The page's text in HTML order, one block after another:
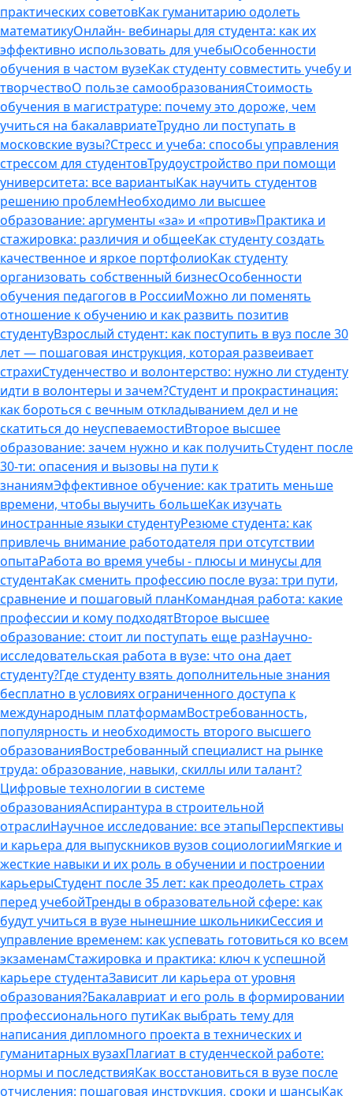
практических советовКак гуманитарию одолеть
математикуОнлайн- вебинары для студента: как их
эффективно использовать для учебыОсобенности
обучения в частом вузеКак студенту совместить учебу и
творчествоО пользе самообразованияСтоимость
обучения в магистратуре: почему это дороже, чем
учиться на бакалавриатеТрудно ли поступать в
московские вузы?Стресс и учеба: способы управления
стрессом для студентовТрудоустройство при помощи
университета: все вариантыКак научить студентов
решению проблемНеобходимо ли высшее
образование: аргументы «за» и «против»Практика и
стажировка: различия и общееКак студенту создать
качественное и яркое портфолиоКак студенту
организовать собственный бизнесОсобенности
обучения педагогов в РоссииМожно ли поменять
отношение к обучению и как развить позитив
студентуВзрослый студент: как поступить в вуз после 30
лет — пошаговая инструкция, которая развеивает
страхиСтуденчество и волонтерство: нужно ли cтуденту
идти в волонтеры и зачем?Студент и прокрастинация:
как бороться с вечным откладыванием дел и не
скатиться до неуспеваемостиВторое высшее
образование: зачем нужно и как получитьСтудент после
30-ти: опасения и вызовы на пути к
знаниямЭффективное обучение: как тратить меньше
времени, чтобы выучить большеКак изучать
иностранные языки студентуРезюме студента: как
привлечь внимание работодателя при отсутствии
опытаРабота во время учебы - плюсы и минусы для
студентаКак сменить профессию после вуза: три пути,
сравнение и пошаговый планКомандная работа: какие
профессии и кому подходятВторое высшее
образование: стоит ли поступать еще разНаучно-
исследовательская работа в вузе: что она дает
студенту?Где студенту взять дополнительные знания
бесплатно в условиях ограниченного доступа к
международным платформамВостребованность,
популярность и необходимость второго высшего
образованияВостребованный специалист на рынке
труда: образование, навыки, скиллы или талант?
Цифровые технологии в системе
образованияАспирантура в строительной
отраслиНаучное исследование: все этапыПерспективы
и карьера для выпускников вузов социологииМягкие и
жесткие навыки и их роль в обучении и построении
карьерыСтудент после 35 лет: как преодолеть страх
перед учебойТренды в образовательной сфере: как
будут учиться в вузе нынешние школьникиСессия и
управление временем: как успевать готовиться ко всем
экзаменамСтажировка и практика: ключ к успешной
карьере студентаЗависит ли карьера от уровня
образования?Бакалавриат и его роль в формировании
профессионального путиКак выбрать тему для
написания дипломного проекта в технических и
гуманитарных вузахПлагиат в студенческой работе:
нормы и последствияКак восстановиться в вузе после
отчисления: пошаговая инструкция, сроки и шансыКак